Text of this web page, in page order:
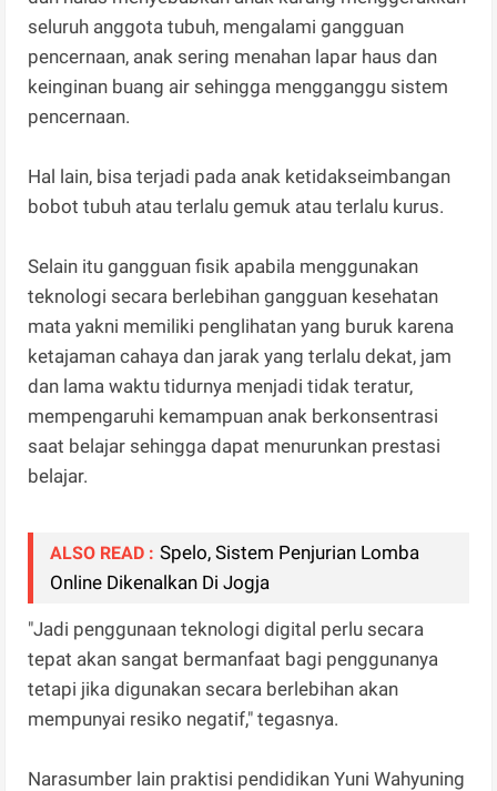
seluruh anggota tubuh, mengalami gangguan
pencernaan, anak sering menahan lapar haus dan
keinginan buang air sehingga mengganggu sistem
pencernaan.
Hal lain, bisa terjadi pada anak ketidakseimbangan
bobot tubuh atau terlalu gemuk atau terlalu kurus.
Selain itu gangguan fisik apabila menggunakan
teknologi secara berlebihan gangguan kesehatan
mata yakni memiliki penglihatan yang buruk karena
ketajaman cahaya dan jarak yang terlalu dekat, jam
dan lama waktu tidurnya menjadi tidak teratur,
mempengaruhi kemampuan anak berkonsentrasi
saat belajar sehingga dapat menurunkan prestasi
belajar.
ALSO READ : Spelo, Sistem Penjurian Lomba
Online Dikenalkan Di Jogja
"Jadi penggunaan teknologi digital perlu secara
tepat akan sangat bermanfaat bagi penggunanya
tetapi jika digunakan secara berlebihan akan
mempunyai resiko negatif," tegasnya.
Narasumber lain praktisi pendidikan Yuni Wahyuning